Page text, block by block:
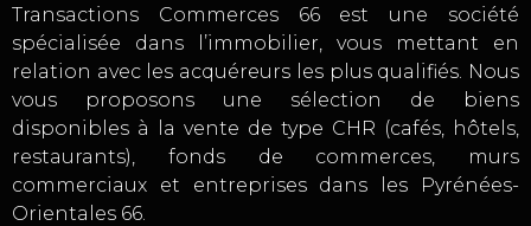
Transactions Commerces 66 est une société
spécialisée dans l’immobilier, vous mettant en
relation avec les acquéreurs les plus qualifiés. Nous
vous proposons une sélection de biens
disponibles à la vente de type CHR (cafés, hôtels,
restaurants), fonds de commerces, murs
commerciaux et entreprises dans les Pyrénées-
Orientales 66.